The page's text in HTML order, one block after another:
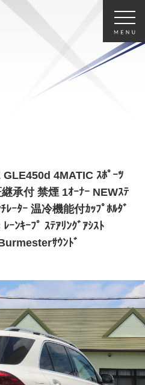
4MATIC ｽﾎﾟｰﾂ
承付 禁煙 1ｵｰﾅｰ NEWｽﾃ
ﾚｰﾀｰ 温冷機能付ｶｯﾌﾟﾎﾙﾀﾞ
ｰﾝｷｰﾌﾟ ｽﾃｱﾘﾝｸﾞｱｼｽﾄ
ｻｳﾝﾄﾞ